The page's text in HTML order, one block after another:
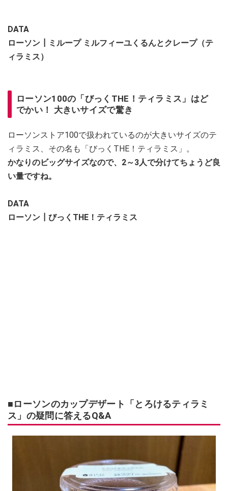
DATA
ローソン┃ミループ ミルフィーユくるんとクレープ（テ
ィラミス）
ローソン100の「びっくTHE！ティラミス」はど
でかい！ 大きいサイズで驚き
ローソンストア100で扱われているのが大きいサイズのテ
ィラミス、その名も「びっくTHE！ティラミス」。
かなりのビッグサイズなので、2～3人で分けてちょうど良
い量ですね。
DATA
ローソン┃びっくTHE！ティラミス
■ローソンのカップデザート「とろけるティラミ
ス」の疑問に答えるQ&A